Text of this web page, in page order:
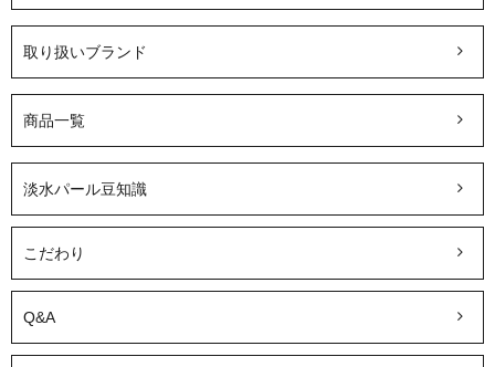
取り扱いブランド
商品一覧
淡水パール豆知識
こだわり
Q&A